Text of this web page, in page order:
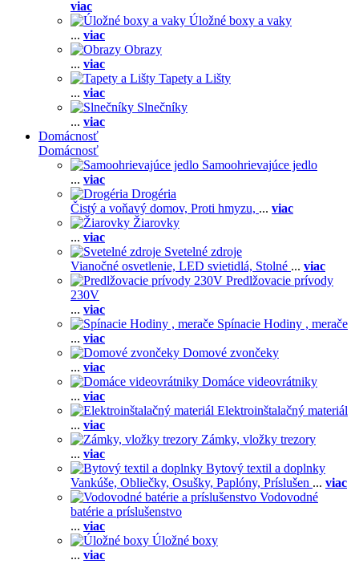
viac
Úložné boxy a vaky
... viac
Obrazy
... viac
Tapety a Lišty
... viac
Slnečníky
... viac
Domácnosť
Domácnosť
Samoohrievajúce jedlo
... viac
Drogéria
Čistý a voňavý domov, Proti hmyzu, ... viac
Žiarovky
... viac
Svetelné zdroje
Vianočné osvetlenie, LED svietidlá, Stolné ... viac
Predlžovacie prívody
230V
... viac
Spínacie Hodiny , merače
... viac
Domové zvončeky
... viac
Domáce videovrátniky
... viac
Elektroinštalačný materiál
... viac
Zámky, vložky trezory
... viac
Bytový textil a doplnky
Vankúše, Obliečky, Osušky, Paplóny, Príslušen ... viac
Vodovodné
batérie a príslušenstvo
... viac
Úložné boxy
... viac